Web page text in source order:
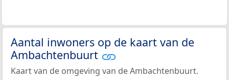
Aantal inwoners op de kaart van de
Ambachtenbuurt
Kaart van de omgeving van de Ambachtenbuurt.